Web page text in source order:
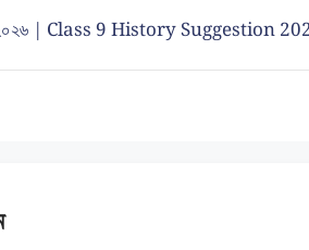
২০২৬ | Class 9 History Suggestion